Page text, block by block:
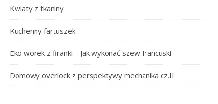
Kwiaty z tkaniny
Kuchenny fartuszek
Eko worek z firanki – Jak wykonać szew francuski
Domowy overlock z perspektywy mechanika cz.II